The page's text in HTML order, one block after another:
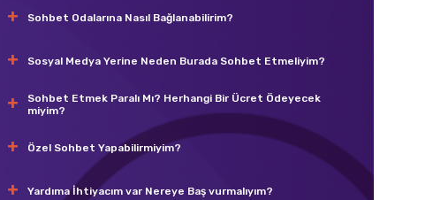
Sohbet Odalarına Nasıl Bağlanabilirim?
Sosyal Medya Yerine Neden Burada Sohbet Etmeliyim?
Sohbet Etmek Paralı Mı? Herhangi Bir Ücret Ödeyecek
miyim?
Özel Sohbet Yapabilirmiyim?
Yardıma İhtiyacım var Nereye Baş vurmalıyım?